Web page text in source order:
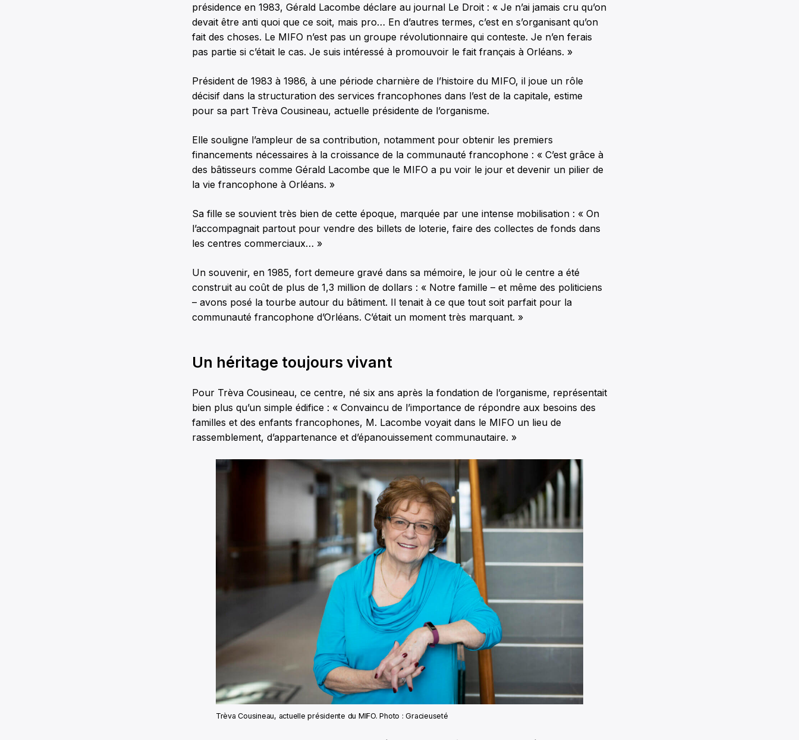
présidence en 1983, Gérald Lacombe déclare au journal Le Droit : « Je n’ai jamais cru qu’on
devait être anti quoi que ce soit, mais pro… En d’autres termes, c’est en s’organisant qu’on
fait des choses. Le MIFO n’est pas un groupe révolutionnaire qui conteste. Je n’en ferais
pas partie si c’était le cas. Je suis intéressé à promouvoir le fait français à Orléans. »
Président de 1983 à 1986, à une période charnière de l’histoire du MIFO, il joue un rôle
décisif dans la structuration des services francophones dans l’est de la capitale, estime
pour sa part Trèva Cousineau, actuelle présidente de l’organisme.
Elle souligne l’ampleur de sa contribution, notamment pour obtenir les premiers
financements nécessaires à la croissance de la communauté francophone : « C’est grâce à
des bâtisseurs comme Gérald Lacombe que le MIFO a pu voir le jour et devenir un pilier de
la vie francophone à Orléans. »
Sa fille se souvient très bien de cette époque, marquée par une intense mobilisation : « On
l’accompagnait partout pour vendre des billets de loterie, faire des collectes de fonds dans
les centres commerciaux… »
Un souvenir, en 1985, fort demeure gravé dans sa mémoire, le jour où le centre a été
construit au coût de plus de 1,3 million de dollars : « Notre famille – et même des politiciens
– avons posé la tourbe autour du bâtiment. Il tenait à ce que tout soit parfait pour la
communauté francophone d’Orléans. C’était un moment très marquant. »
Un héritage toujours vivant
Pour Trèva Cousineau, ce centre, né six ans après la fondation de l’organisme, représentait
bien plus qu’un simple édifice : « Convaincu de l’importance de répondre aux besoins des
familles et des enfants francophones, M. Lacombe voyait dans le MIFO un lieu de
rassemblement, d’appartenance et d’épanouissement communautaire. »
Trèva Cousineau, actuelle présidente du MIFO. Photo : Gracieuseté